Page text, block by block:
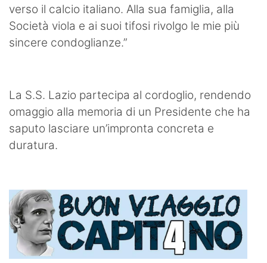
verso il calcio italiano. Alla sua famiglia, alla
Società viola e ai suoi tifosi rivolgo le mie più
sincere condoglianze.”
La S.S. Lazio partecipa al cordoglio, rendendo
omaggio alla memoria di un Presidente che ha
saputo lasciare un’impronta concreta e
duratura.